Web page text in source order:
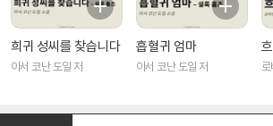
희귀 성씨를 찾습니다
아서 코난 도일 저
흡혈귀 엄마
아서 코난 도일 저